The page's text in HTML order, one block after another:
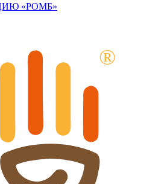
«РОМБ»